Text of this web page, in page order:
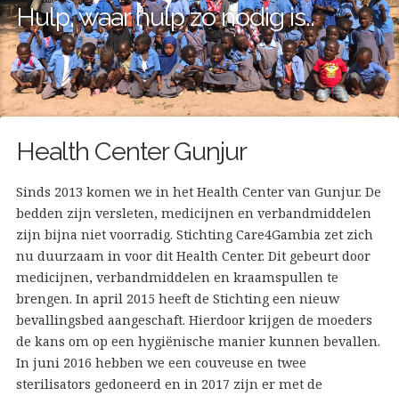
Hulp, waar hulp zó nodig is..
Health Center Gunjur
Sinds 2013 komen we in het Health Center van Gunjur. De
bedden zijn versleten, medicijnen en verbandmiddelen
zijn bijna niet voorradig. Stichting Care4Gambia zet zich
nu duurzaam in voor dit Health Center. Dit gebeurt door
medicijnen, verbandmiddelen en kraamspullen te
brengen. In april 2015 heeft de Stichting een nieuw
bevallingsbed aangeschaft. Hierdoor krijgen de moeders
de kans om op een hygiënische manier kunnen bevallen.
In juni 2016 hebben we een couveuse en twee
sterilisators gedoneerd en in 2017 zijn er met de